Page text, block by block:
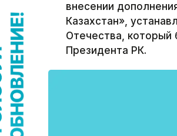
внесении
Казахстан»,
Отечества,
Президента РК.